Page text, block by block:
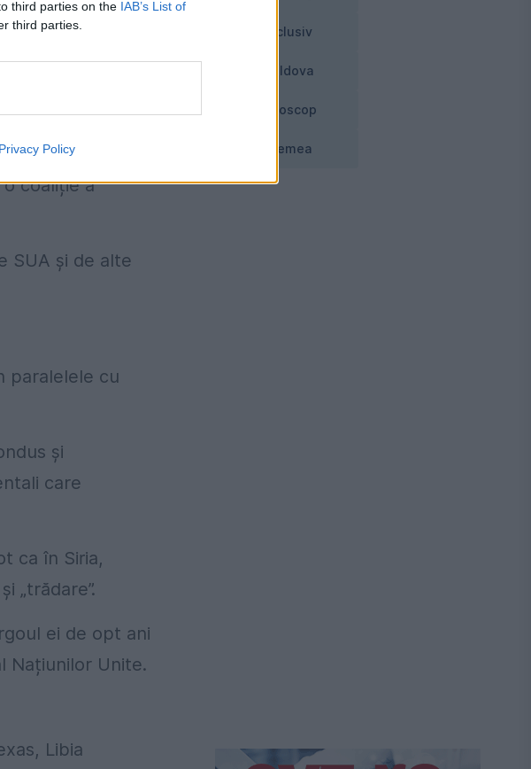
third parties on the IAB’s List of
third parties.
Privacy Policy
în războiul
pe care l-a
de Emirate,
coaliție a
SUA și de alte
paralelele cu
și
care
ca în Siria,
„trădare”.
ei de opt ani
Națiunilor Unite.
Libia
Exclusiv
Moldova
Horoscop
Vremea